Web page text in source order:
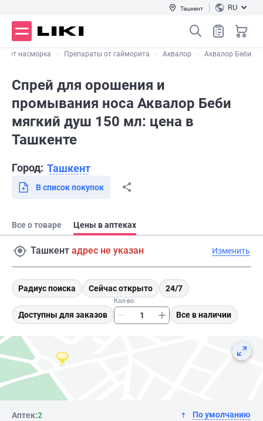
Ташкент RU
от насморка Препараты от гайморита Аквалор Аквалор Беби
Спрей для орошения и
промывания носа Аквалор Беби
мягкий душ 150 мл: цена в
Ташкенте
Город: Ташкент
В список покупок
Все о товаре Цены в аптеках
Ташкент адрес не указан Изменить
Радиус поиска Сейчас открыто 24/7
Доступны для заказов
Кол-во
Все в наличии
Аптек:2 По умолчанию